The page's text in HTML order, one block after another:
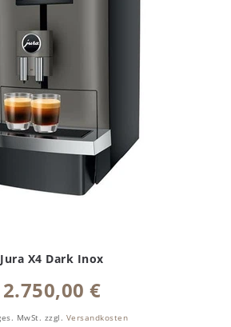
Jura X4 Dark Inox
2.750,00 €
MwSt. zzgl. Versandkosten